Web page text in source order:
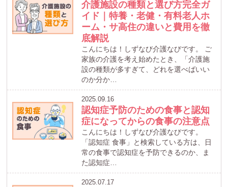
介護施設の種類と選び方完全ガ
イド｜特養・老健・有料老人ホ
ーム・サ高住の違いと費用を徹
底解説
こんにちは！しずなび介護なびです。 ご
家族の介護を考え始めたとき、「介護施
設の種類が多すぎて、どれを選べばいい
のか分か…
2025.09.16
認知症予防のための食事と認知
症になってからの食事の注意点
こんにちは！しずなび介護なびです。
「認知症 食事」と検索している方は、日
常の食事で認知症を予防できるのか、ま
た認知症…
2025.07.17